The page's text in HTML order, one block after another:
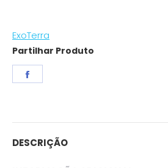
ExoTerra
Partilhar Produto
DESCRIÇÃO